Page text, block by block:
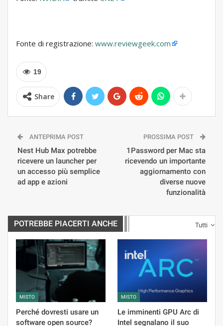
Fonte di registrazione: www.reviewgeek.com
19
Share
ANTEPRIMA POST
Nest Hub Max potrebbe
ricevere un launcher per
un accesso più semplice
ad app e azioni
PROSSIMA POST
1Password per Mac sta
ricevendo un importante
aggiornamento con
diverse nuove
funzionalità
Tutti
POTREBBE PIACERTI ANCHE
MISTO
Perché dovresti usare un
software open source?
MISTO
Le imminenti GPU Arc di
Intel segnalano il suo